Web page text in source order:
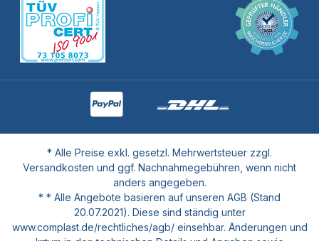
* Alle Preise exkl. gesetzl. Mehrwertsteuer zzgl.
Versandkosten und ggf. Nachnahmegebühren, wenn nicht
anders angegeben.
* * Alle Angebote basieren auf unseren AGB (Stand
20.07.2021). Diese sind ständig unter
www.complast.de/rechtliches/agb/ einsehbar. Änderungen und